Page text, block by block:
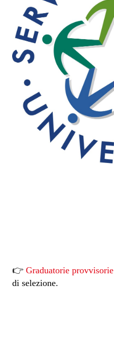
👉 Graduatorie provvisorie
di selezione.